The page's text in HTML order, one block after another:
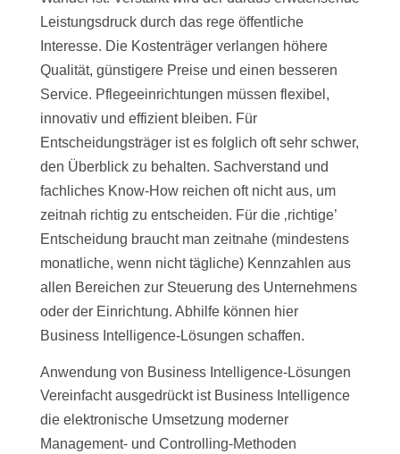
Leistungsdruck durch das rege öffentliche
Interesse. Die Kostenträger verlangen höhere
Qualität, günstigere Preise und einen besseren
Service. Pflegeeinrichtungen müssen flexibel,
innovativ und effizient bleiben. Für
Entscheidungsträger ist es folglich oft sehr schwer,
den Überblick zu behalten. Sachverstand und
fachliches Know-How reichen oft nicht aus, um
zeitnah richtig zu entscheiden. Für die ‚richtige’
Entscheidung braucht man zeitnahe (mindestens
monatliche, wenn nicht tägliche) Kennzahlen aus
allen Bereichen zur Steuerung des Unternehmens
oder der Einrichtung. Abhilfe können hier
Business Intelligence-Lösungen schaffen.
Anwendung von Business Intelligence-Lösungen
Vereinfacht ausgedrückt ist Business Intelligence
die elektronische Umsetzung moderner
Management- und Controlling-Methoden